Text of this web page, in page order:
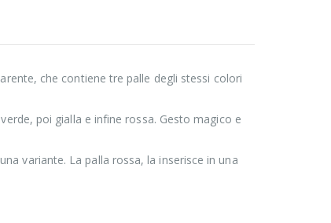
che contiene tre palle degli stessi colori
poi gialla e infine rossa. Gesto magico e
variante. La palla rossa, la inserisce in una